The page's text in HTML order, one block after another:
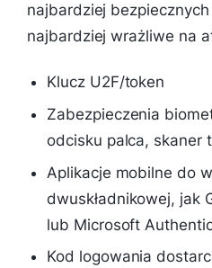
najbardziej
najbardziej wrażliwe na
Klucz U2F/token
Zabezpieczenia
odcisku palca, skaner
Aplikacje mobilne do
dwuskładnikowej, jak
lub Microsoft
Kod logowania